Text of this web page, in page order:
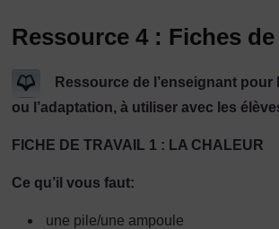
Ressource 4 : Fiches
Ressource de l’enseignant pour
ou l’adaptation, à utiliser avec les
FICHE DE TRAVAIL 1 : LA CHALEUR
Ce qu’il vous faut:
une pile/une ampoule